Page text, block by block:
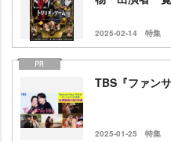
2025-02-14 特集
TBS『ファン
2025-01-25 特集